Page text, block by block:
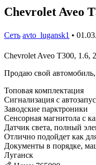
Chevrolet Aveo
Сеть avto_lugansk1 •
Chevrolet Aveo T300, 1.6,
Продаю свой
Топовая комплектация
Сигнализация с
Заводские парктроники
Сенсорная магнитола с
Датчик света, полный
Отлично подойдет как
Документы в порядке,
Луганск